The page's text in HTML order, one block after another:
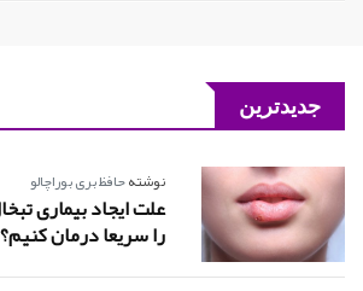
جدیدترین
نوشتهحافظ بری بوراچالو
علت ایجاد بیماری
را سریعا درمان کنیم؟